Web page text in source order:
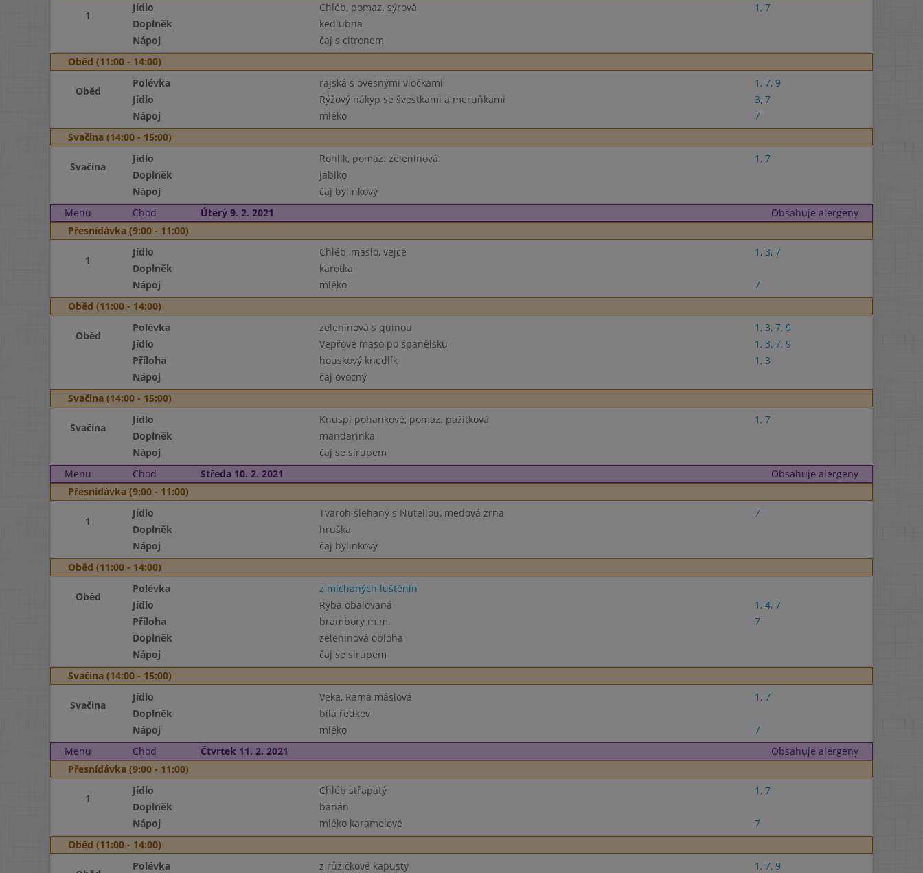
1
Jídlo Chléb, pomaz. sýrová 1 , 7
Doplněk
kedlubna
Nápoj
čaj s citronem
Oběd (11:00 - 14:00)
Oběd
Polévka rajská s ovesnými vločkami 1 , 7, 9
Jídlo
Rýžový nákyp se švestkami a meruňkami 3, 7
Nápoj
mléko
7
Svačina (14:00 - 15:00)
Svačina
Jídlo Rohlík, pomaz. zeleninová 1 , 7
Doplněk
jablko
Nápoj
čaj bylinkový
Menu
Chod Úterý 9. 2. 2021
Obsahuje alergeny
Přesnídávka (9:00 - 11:00)
1
Jídlo Chléb, máslo, vejce 1 , 3, 7
Doplněk
karotka
Nápoj
mléko
7
Oběd (11:00 - 14:00)
Oběd
Polévka zeleninová s quinou 1 , 3, 7, 9
Jídlo
Vepřové maso po španělsku 1 , 3, 7, 9
Příloha
houskový knedlík 1 , 3
Nápoj
čaj ovocný
Svačina (14:00 - 15:00)
Svačina
Jídlo Knuspi pohankové, pomaz. pažitková 1 , 7
Doplněk
mandarinka
Nápoj
čaj se sirupem
Menu
Chod Středa 10. 2. 2021
Obsahuje alergeny
Přesnídávka (9:00 - 11:00)
1
Jídlo Tvaroh šlehaný s Nutellou, medová zrna
7
Doplněk
hruška
Nápoj
čaj bylinkový
Oběd (11:00 - 14:00)
Oběd
Polévka
z míchaných luštěnin
Jídlo
Ryba obalovaná 1 , 4, 7
Příloha
brambory m.m.
7
Doplněk
zeleninová obloha
Nápoj
čaj se sirupem
Svačina (14:00 - 15:00)
Svačina
Jídlo Veka, Rama máslová 1 , 7
Doplněk
bílá ředkev
Nápoj
mléko
7
Menu
Chod Čtvrtek 11. 2. 2021
Obsahuje alergeny
Přesnídávka (9:00 - 11:00)
1
Jídlo Chléb střapatý 1 , 7
Doplněk
banán
Nápoj
mléko karamelové
7
Oběd (11:00 - 14:00)
Polévka z růžičkové kapusty 1 , 7, 9